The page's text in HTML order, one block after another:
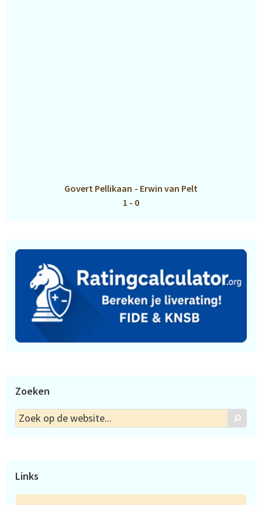
Govert Pellikaan - Erwin van Pelt
1 - 0
Zoeken
Zoek
op
Zoek
Links